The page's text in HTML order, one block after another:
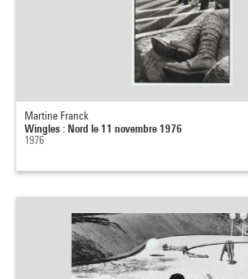
Martine Franck
Wingles : Nord le 11 novembre 1976
1976